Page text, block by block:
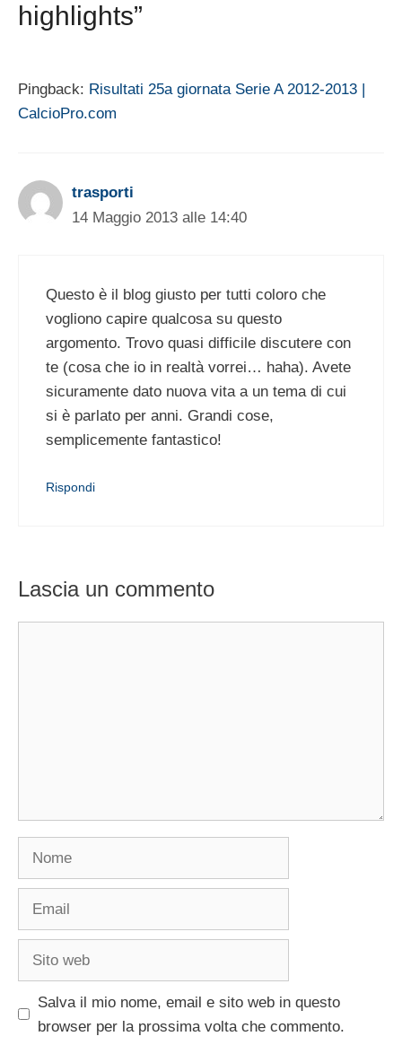
highlights”
Pingback: Risultati 25a giornata Serie A 2012-2013 |
CalcioPro.com
trasporti
14 Maggio 2013 alle 14:40
Questo è il blog giusto per tutti coloro che
vogliono capire qualcosa su questo
argomento. Trovo quasi difficile discutere con
te (cosa che io in realtà vorrei… haha). Avete
sicuramente dato nuova vita a un tema di cui
si è parlato per anni. Grandi cose,
semplicemente fantastico!
Rispondi
Lascia un commento
Salva il mio nome, email e sito web in questo
browser per la prossima volta che commento.